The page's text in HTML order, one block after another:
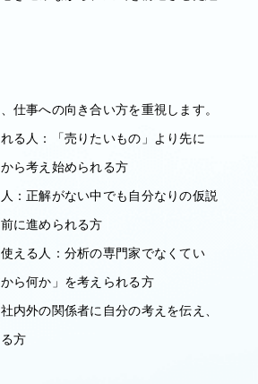
仕事への向き合い方を重視します。
る人：「売りたいもの」より先に
ら考え始められる方
：正解がない中でも自分なりの仮説
に進められる方
える人：分析の専門家でなくてい
ら何か」を考えられる方
内外の関係者に自分の考えを伝え、
方